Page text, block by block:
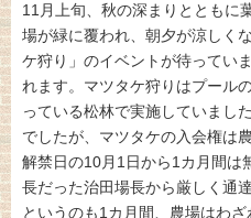
11月上旬、秋の深まりとともに
場が緑に覆われ、朝夕が涼しく
ケ狩り」のイベントが待ってい
れます。マツタケ狩りはプール
っている松林で実施していまし
でしたが、マツタケの入会権は
解禁日の10月1日から1カ月間は
長だった治田場長から厳しく通
というのも1カ月間、農場はわ